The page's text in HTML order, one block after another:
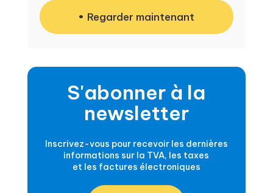
Regarder maintenant
S'abonner à la
newsletter
Inscrivez-vous pour recevoir les dernières
informations sur la TVA, les taxes
et les factures électroniques